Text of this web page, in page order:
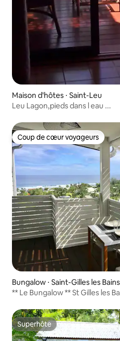
Maison d'hôtes ⋅ Saint-Leu
Leu Lagon,pieds dans l eau ...
Coup de cœur voyageurs
Coup de cœur voyageurs
Bungalow ⋅ Saint-Gilles les Bains
** Le Bungalow ** St Gilles les
Superhôte
Superhôte